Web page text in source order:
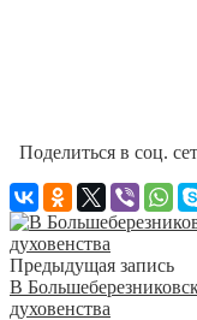
Поделиться в соц.
Предыдущая запись
В
духовенства